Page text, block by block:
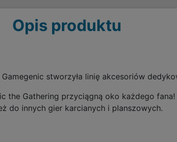
Opis produktu
stworzyła linię akcesoriów
the Gathering przyciągną oko każdego
do innych gier karcianych i planszowych.